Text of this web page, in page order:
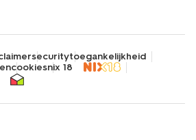
securitytoegankelijkheid
cookiesnix 18